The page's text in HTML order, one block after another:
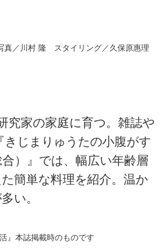
真／川村 隆 スタイリング／久保原惠理
究家の家庭に育つ。雑誌や
きじまりゅうたの小腹がす
）』では、幅広い年齢層
簡単な料理を紹介。温か
い。
』本誌掲載時のものです